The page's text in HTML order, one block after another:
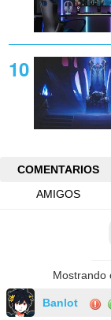
COMENTARIOS
AMIGOS
Mostrando
Banlot